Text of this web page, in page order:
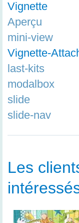
Vignette
Aperçu
mini-view
Vignette-
last-kits
modalbox
slide
slide-nav
Les